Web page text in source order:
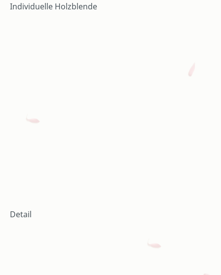
Individuelle Holzblende
Detail